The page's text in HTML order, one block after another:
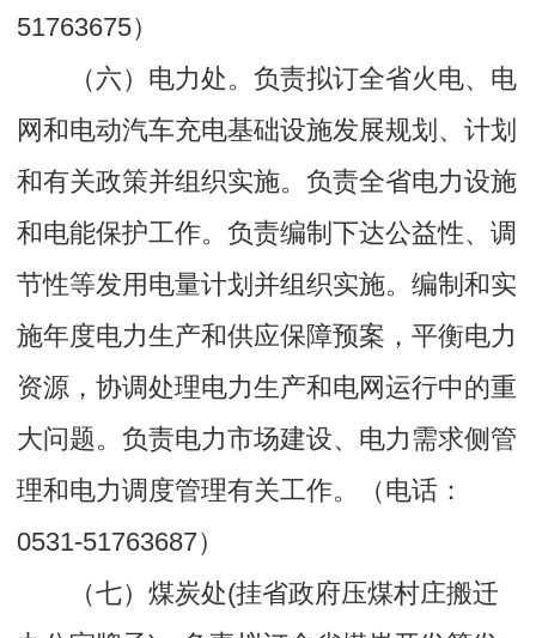
51763675）
（六）电力处。负责拟订全省火电、电
网和电动汽车充电基础设施发展规划、计划
和有关政策并组织实施。负责全省电力设施
和电能保护工作。负责编制下达公益性、调
节性等发用电量计划并组织实施。编制和实
施年度电力生产和供应保障预案，平衡电力
资源，协调处理电力生产和电网运行中的重
大问题。负责电力市场建设、电力需求侧管
理和电力调度管理有关工作。（电话：
0531-51763687）
（七）煤炭处(挂省政府压煤村庄搬迁